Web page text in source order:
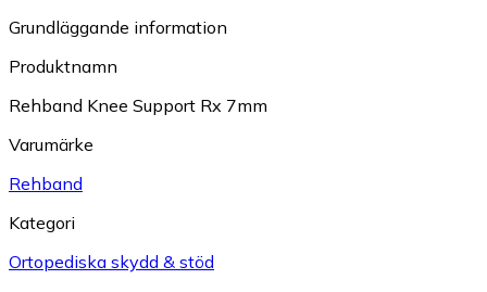
Grundläggande information
Produktnamn
Rehband Knee Support Rx 7mm
Varumärke
Rehband
Kategori
Ortopediska skydd & stöd